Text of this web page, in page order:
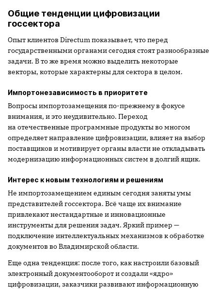
Общие тенденции цифровизации
госсектора
Опыт клиентов Directum показывает, что перед
государственными органами сегодня стоят разнообразные
задачи. В то же время можно выделить некоторые
векторы, которые характерны для сектора в целом.
Импортонезависимость в приоритете
Вопросы импортозамещения по-прежнему в фокусе
внимания, и это неудивительно. Переход
на отечественные программные продукты во многом
определяет направление цифровизации, влияет на выбор
поставщиков и мотивирует органы власти не откладывать
модернизацию информационных систем в долгий ящик.
Интерес к новым технологиям и решениям
Не импортозамещением единым сегодня заняты умы
представителей госсектора. Всё чаще их внимание
привлекают нестандартные и инновационные
инструменты для решения задач. Яркий пример —
подключение интеллектуальных механизмов к обработке
документов во Владимирской области.
Еще одна тенденция: после того, как настроили базовый
электронный документооборот и создали «ядро»
цифровизации, заказчики развивают информационную